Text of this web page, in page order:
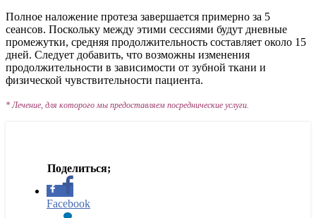
Полное наложение протеза завершается примерно за 5
сеансов. Поскольку между этими сессиями будут дневные
промежутки, средняя продолжительность составляет около 15
дней. Следует добавить, что возможны изменения
продолжительности в зависимости от зубной ткани и
физической чувствительности пациента.
* Лечение, для которого мы предоставляем посреднические услуги.
Facebook